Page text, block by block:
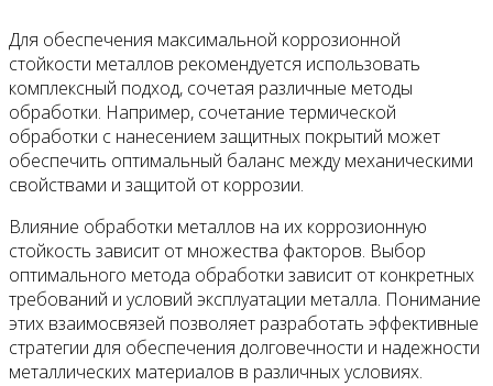
Для обеспечения максимальной коррозионной
стойкости металлов рекомендуется использовать
комплексный подход, сочетая различные методы
обработки. Например, сочетание термической
обработки с нанесением защитных покрытий может
обеспечить оптимальный баланс между механическими
свойствами и защитой от коррозии.
Влияние обработки металлов на их коррозионную
стойкость зависит от множества факторов. Выбор
оптимального метода обработки зависит от конкретных
требований и условий эксплуатации металла. Понимание
этих взаимосвязей позволяет разработать эффективные
стратегии для обеспечения долговечности и надежности
металлических материалов в различных условиях.